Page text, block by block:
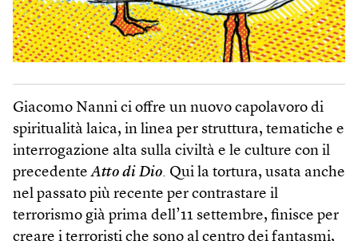
Giacomo Nanni ci offre un nuovo capolavoro di
spiritualità laica, in linea per struttura, tematiche e
interrogazione alta sulla civiltà e le culture con il
precedenteAtto di Dio. Qui la tortura, usata anche
nel passato più recente per contrastare il
terrorismo già prima dell’11 settembre, finisce per
creare i terroristi che sono al centro dei fantasmi,